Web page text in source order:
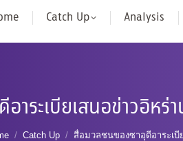
Catch Up Analysis
าระเบียเสนอข่าวอิห
are here:
Catch Up สื่อมวลชนของซาอุดีอาระเ